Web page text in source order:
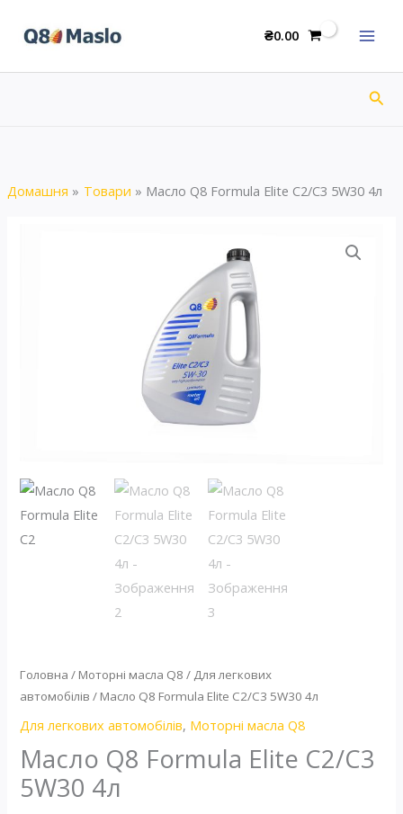
₴0.00
Домашня Товари Масло Q8 Formula Elite C2/C3 5W30 4л
Головна / Моторні масла Q8 / Для легкових
автомобілів / Масло Q8 Formula Elite C2/C3 5W30 4л
Для легкових автомобілів, Моторні масла Q8
Масло Q8 Formula Elite C2/C3
5W30 4л
Elite